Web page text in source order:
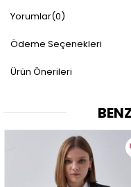
ÜRÜN ÖZELLİKLERİ
Önden düğmelidir
Önden ceplidir
KUMAŞ ÖZELLİĞİ
Poliviskon kumaş
%63 Pamuk %34 Pol %3 Likra
Yorumlar(0)
Ödeme Seçenekleri
Ürün Önerileri